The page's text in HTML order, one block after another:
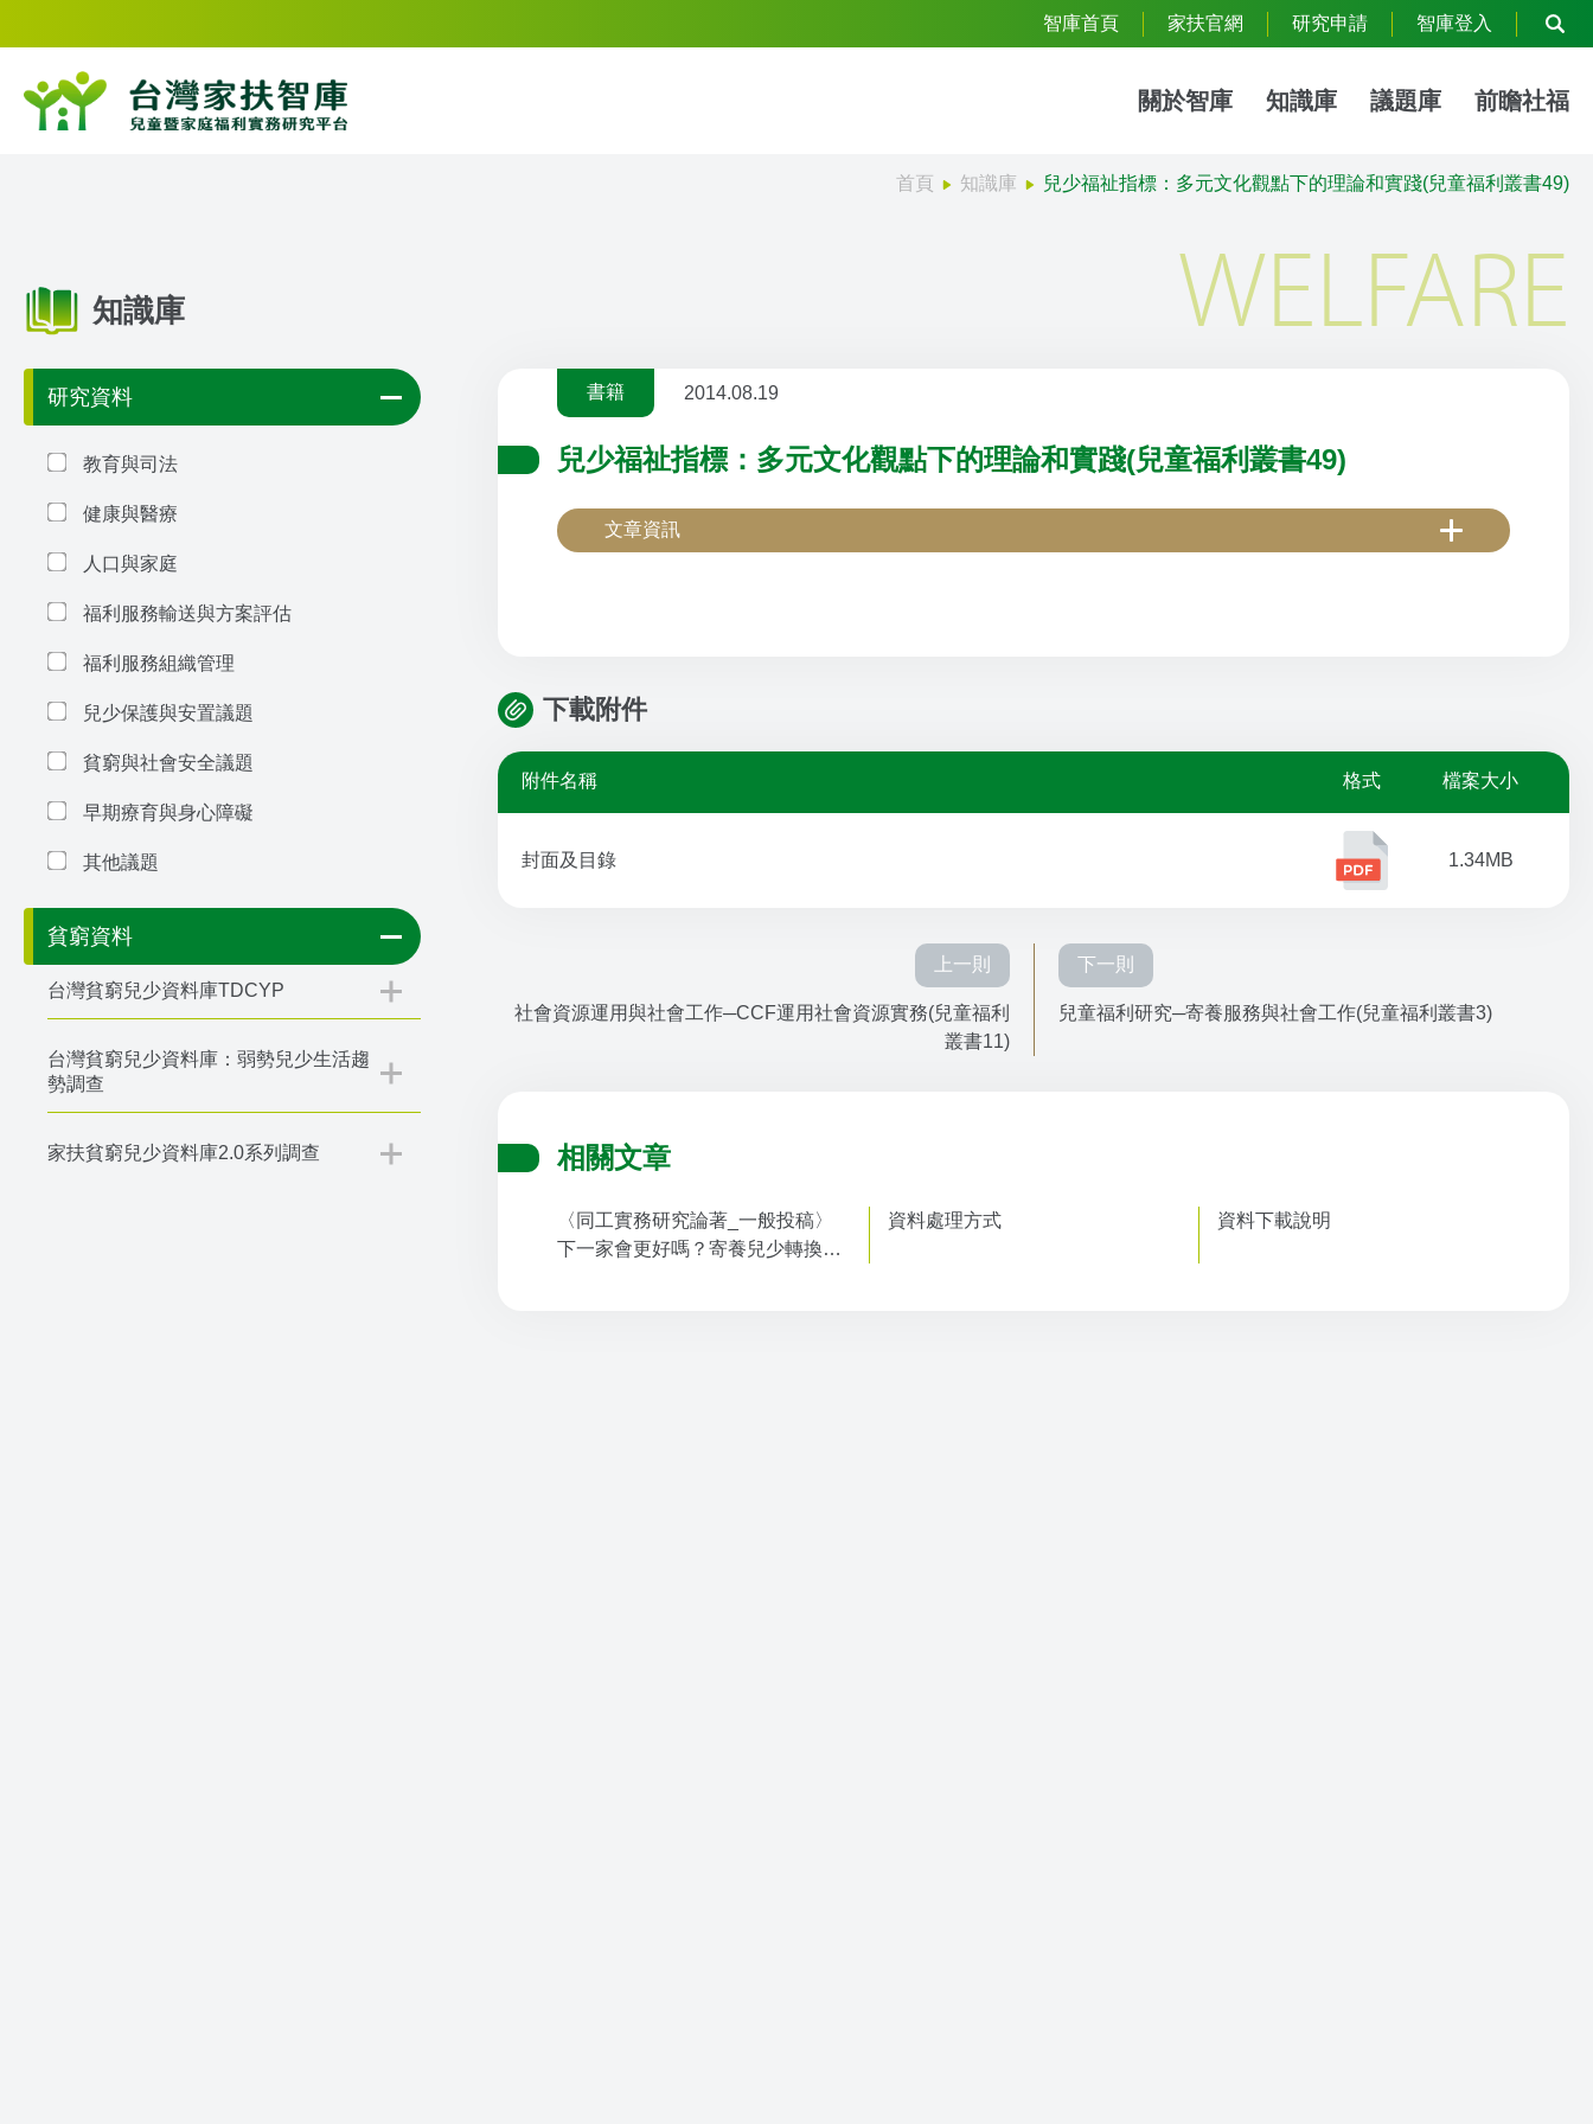
智庫首頁 家扶官網 研究申請 智庫登入
關於智庫 知識庫 議題庫 前瞻社福
首頁 知識庫 兒少福祉指標：多元文化觀點下的理論和實踐(兒童福利叢書49)
知識庫 WELFARE
研究資料
教育與司法
健康與醫療
人口與家庭
福利服務輸送與方案評估
福利服務組織管理
兒少保護與安置議題
貧窮與社會安全議題
早期療育與身心障礙
其他議題
貧窮資料
台灣貧窮兒少資料庫TDCYP
台灣貧窮兒少資料庫：弱勢兒少生活趨
勢調查
家扶貧窮兒少資料庫2.0系列調查
書籍 2014.08.19
兒少福祉指標：多元文化觀點下的理論和實踐(兒童福利叢書49)
文章資訊
下載附件
附件名稱 格式 檔案大小
封面及目錄 1.34MB
上一則
社會資源運用與社會工作─CCF運用社會資源實務(兒童福利
叢書11)
下一則
兒童福利研究─寄養服務與社會工作(兒童福利叢書3)
相關文章
〈同工實務研究論著_一般投稿〉
下一家會更好嗎？寄養兒少轉換寄
資料處理方式 資料下載說明